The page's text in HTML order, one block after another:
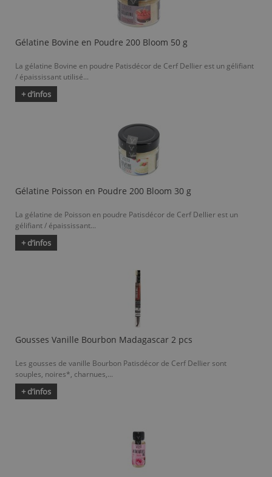
Gélatine Bovine en Poudre 200 Bloom 50 g
La gélatine Bovine en poudre Patisdécor de Cerf Dellier est un gélifiant
/ épaississant utilisé...
+ d’infos
Gélatine Poisson en Poudre 200 Bloom 30 g
La gélatine de Poisson en poudre Patisdécor de Cerf Dellier est un
gélifiant / épaississant...
+ d’infos
Gousses Vanille Bourbon Madagascar 2 pcs
Les gousses de vanille Bourbon Patisdécor de Cerf Dellier sont
souples, noires*, charnues,...
+ d’infos